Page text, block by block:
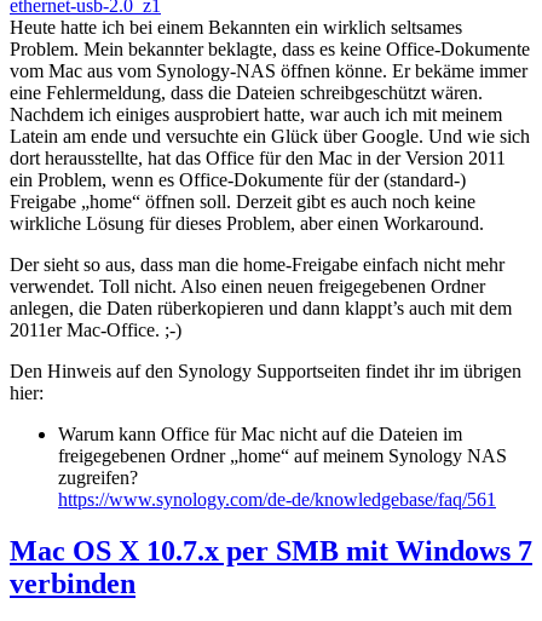
Heute hatte ich bei einem Bekannten ein wirklich seltsames
Problem. Mein bekannter beklagte, dass es keine Office-Dokumente
vom Mac aus vom Synology-NAS öffnen könne. Er bekäme immer
eine Fehlermeldung, dass die Dateien schreibgeschützt wären.
Nachdem ich einiges ausprobiert hatte, war auch ich mit meinem
Latein am ende und versuchte ein Glück über Google. Und wie sich
dort herausstellte, hat das Office für den Mac in der Version 2011
ein Problem, wenn es Office-Dokumente für der (standard-)
Freigabe „home“ öffnen soll. Derzeit gibt es auch noch keine
wirkliche Lösung für dieses Problem, aber einen Workaround.
Der sieht so aus, dass man die home-Freigabe einfach nicht mehr
verwendet. Toll nicht. Also einen neuen freigegebenen Ordner
anlegen, die Daten rüberkopieren und dann klappt’s auch mit dem
2011er Mac-Office. ;-)
Den Hinweis auf den Synology Supportseiten findet ihr im übrigen
hier:
Warum kann Office für Mac nicht auf die Dateien im
freigegebenen Ordner „home“ auf meinem Synology NAS
zugreifen?
https://www.synology.com/de-de/knowledgebase/faq/561
Mac OS X 10.7.x per SMB mit Windows 7
verbinden